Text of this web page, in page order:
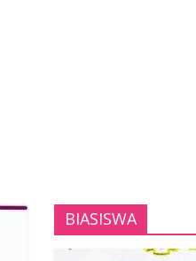
BIASISWA